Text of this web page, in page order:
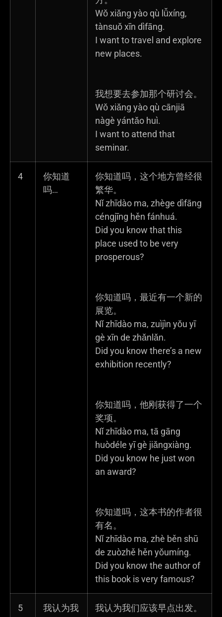
Wǒ xiǎng yào qù lǚxíng,
tànsuǒ xīn dìfāng.
I want to travel and explore
new places.
我想要去参加那个研讨会。
Wǒ xiǎng yào qù cānjiā
nàgè yántǎo huì.
I want to attend that
seminar.
4
你知道
吗…
你知道吗，这个地方曾经很
繁华。
Nǐ zhīdào ma, zhège dìfāng
céngjīng hěn fánhuá.
Did you know that this
place used to be very
prosperous?
你知道吗，最近有一个新的
展览。
Nǐ zhīdào ma, zuìjìn yǒu yī
gè xīn de zhǎnlǎn.
Did you know there’s a new
exhibition recently?
你知道吗，他刚获得了一个
奖项。
Nǐ zhīdào ma, tā gāng
huòdéle yī gè jiǎngxiàng.
Did you know he just won
an award?
你知道吗，这本书的作者很
有名。
Nǐ zhīdào ma, zhè běn shū
de zuòzhě hěn yǒumíng.
Did you know the author of
this book is very famous?
5
我认为我
我认为我们应该早点出发。